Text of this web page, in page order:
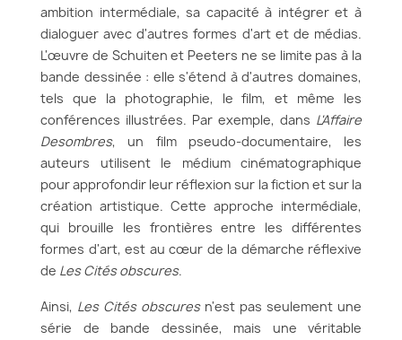
ambition intermédiale, sa capacité à intégrer et à
dialoguer avec d'autres formes d'art et de médias.
L'œuvre de Schuiten et Peeters ne se limite pas à la
bande dessinée : elle s'étend à d'autres domaines,
tels que la photographie, le film, et même les
conférences illustrées. Par exemple, dans L'Affaire
Desombres, un film pseudo-documentaire, les
auteurs utilisent le médium cinématographique
pour approfondir leur réflexion sur la fiction et sur la
création artistique. Cette approche intermédiale,
qui brouille les frontières entre les différentes
formes d'art, est au cœur de la démarche réflexive
de Les Cités obscures.
Ainsi, Les Cités obscuresn'est pas seulement une
série de bande dessinée, mais une véritable